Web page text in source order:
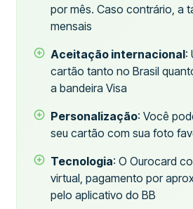
por mês. Caso contrário, a
mensais
Aceitação internacional:
cartão tanto no Brasil
a bandeira Visa
Personalização: Você
seu cartão com sua foto
Tecnologia: O Ourocard
virtual, pagamento por
pelo aplicativo do BB